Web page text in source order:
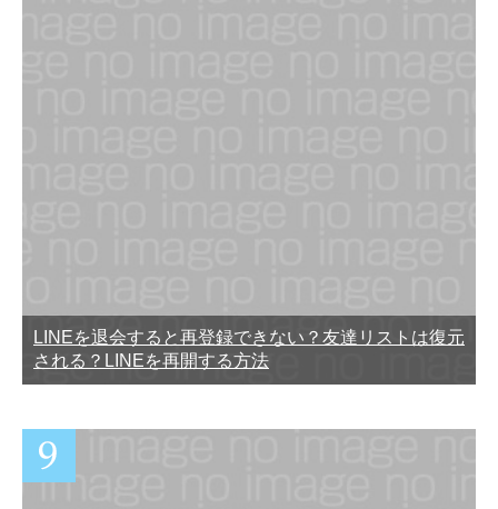
LINEを退会すると再登録できない？友達リストは復元
される？LINEを再開する方法